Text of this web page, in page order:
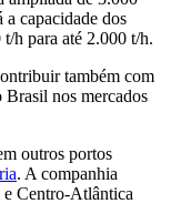
a capacidade dos
h para até 2.000 t/h.
também com
nos mercados
outros portos
. A companhia
e Centro-Atlântica